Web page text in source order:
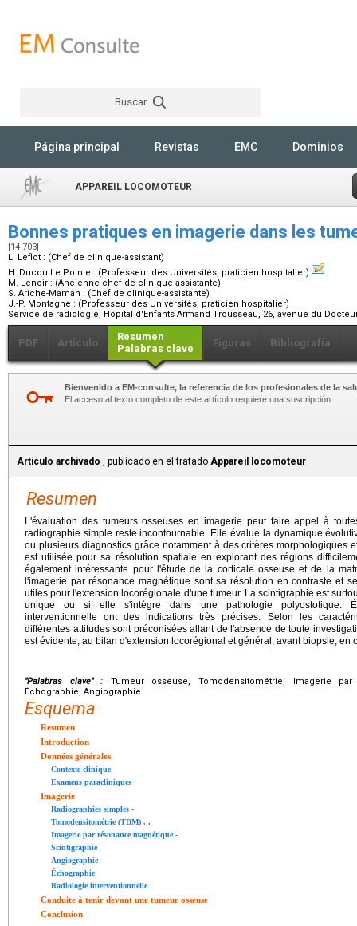
Buscar
Página principal Revistas EMC Dominios
APPAREIL LOCOMOTEUR
Bonnes pratiques en imagerie dans les
[14-703]
L. Leflot : (Chef de clinique-assistant)
H. Ducou Le Pointe : (Professeur des Universités, praticien hospitalier)
M. Lenoir : (Ancienne chef de clinique-assistante)
S. Ariche-Maman : (Chef de clinique-assistante)
J.-P. Montagne : (Professeur des Universités, praticien hospitalier)
Service de radiologie, Hôpital d'Enfants Armand Trousseau, 26, avenue du
PDF Artículo
Resumen
Palabras clave
Figuras Bibliografía
Bienvenido a EM-consulte, la referencia de los profesionales de la
El acceso al texto completo de este artículo requiere una suscripción.
Artículo archivado , publicado en el tratado Appareil locomoteur
Resumen
L'évaluation des tumeurs osseuses en imagerie peut faire appel à
radiographie simple reste incontournable. Elle évalue la dynamique
ou plusieurs diagnostics grâce notamment à des critères morphologiques
est utilisée pour sa résolution spatiale en explorant des régions
également intéressante pour l'étude de la corticale osseuse et de la
l'imagerie par résonance magnétique sont sa résolution en contraste et
utiles pour l'extension locorégionale d'une tumeur. La scintigraphie est
unique ou si elle s'intègre dans une pathologie polyostotique.
interventionnelle ont des indications très précises. Selon les
différentes attitudes sont préconisées allant de l'absence de toute
est évidente, au bilan d'extension locorégional et général, avant biopsie, en
"Palabras clave" : Tumeur osseuse, Tomodensitométrie, Imagerie
Échographie, Angiographie
Esquema
Resumen
Introduction
Données générales
Contexte clinique
Examens paracliniques
Imagerie
Radiographies simples -
Tomodensitométrie (TDM) , ,
Imagerie par résonance magnétique-
Scintigraphie
Angiographie
Échographie
Radiologie interventionnelle
Conduite à tenir devant une tumeur osseuse
Conclusion